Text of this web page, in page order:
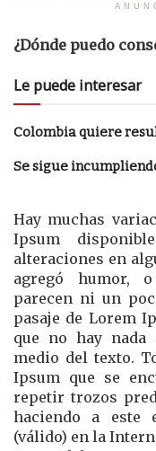
¿Dónde puedo
Le puede interesar
Colombia quiere
Se sigue
Hay muchas
Ipsum
alteraciones en
agregó humor,
parecen ni un
pasaje de Lorem
que no hay nada
medio del texto.
Ipsum que se
repetir trozos
haciendo a este
(válido) en la